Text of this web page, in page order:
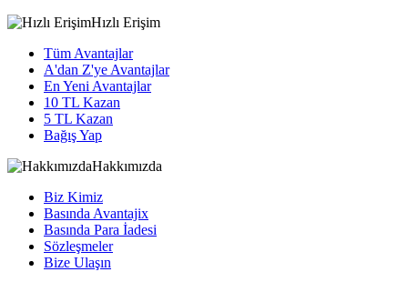
Hızlı Erişim
Tüm Avantajlar
A'dan Z'ye Avantajlar
En Yeni Avantajlar
10 TL Kazan
5 TL Kazan
Bağış Yap
Hakkımızda
Biz Kimiz
Basında Avantajix
Basında Para İadesi
Sözleşmeler
Bize Ulaşın